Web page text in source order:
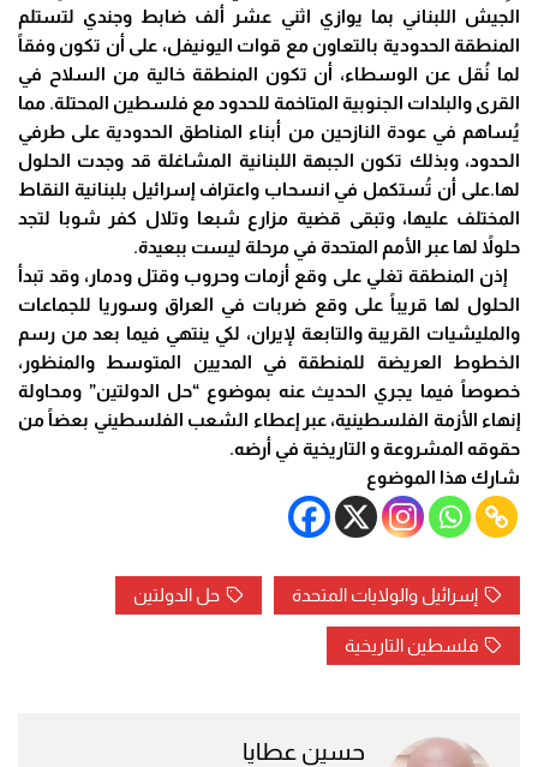
الجيش اللبناني بما يوازي اثني عشر ألف ضابط وجندي لتستلم
المنطقة الحدودية بالتعاون مع قوات اليونيفل، على أن تكون وفقاً
لما نُقل عن الوسطاء، أن تكون المنطقة خالية من السلاح في
القرى والبلدات الجنوبية المتاخمة للحدود مع فلسطين المحتلة. مما
يُساهم في عودة النازحين من أبناء المناطق الحدودية على طرفي
الحدود، وبذلك تكون الجبهة اللبنانية المشاغلة قد وجدت الحلول
لها.على أن تُستكمل في انسحاب واعتراف إسرائيل بلبنانية النقاط
المختلف عليها، وتبقى قضية مزارع شبعا وتلال كفر شوبا لتجد
حلولاً لها عبر الأمم المتحدة في مرحلة ليست ببعيدة.
إذن المنطقة تغلي على وقع أزمات وحروب وقتل ودمار، وقد تبدأ
الحلول لها قريباً على وقع ضربات في العراق وسوريا للجماعات
والمليشيات القريبة والتابعة لإيران، لكي ينتهي فيما بعد من رسم
الخطوط العريضة للمنطقة في المديين المتوسط والمنظور،
خصوصاً فيما يجري الحديث عنه بموضوع “حل الدولتين” ومحاولة
إنهاء الأزمة الفلسطينية، عبر إعطاء الشعب الفلسطيني بعضاً من
حقوقه المشروعة و التاريخية في أرضه.
شارك هذا الموضوع
إسرائيل والولايات المتحدة حل الدولتين
فلسطين التاريخية
حسين عطايا